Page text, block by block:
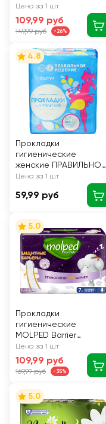
Цена за 1 шт
109,99 руб
149,99 руб -26%
4.8
Прокладки
гигиенические
женские ПРАВИЛЬНОЕ
РЕШЕНИЕ Soft
крыльями, 8шт
Цена за 1 шт
59,99 руб
5.0
Прокладки
гигиенические
MOLPED Barrier
protect night, 7шт
Цена за 1 шт
109,99 руб
169,99 руб -35%
5.0